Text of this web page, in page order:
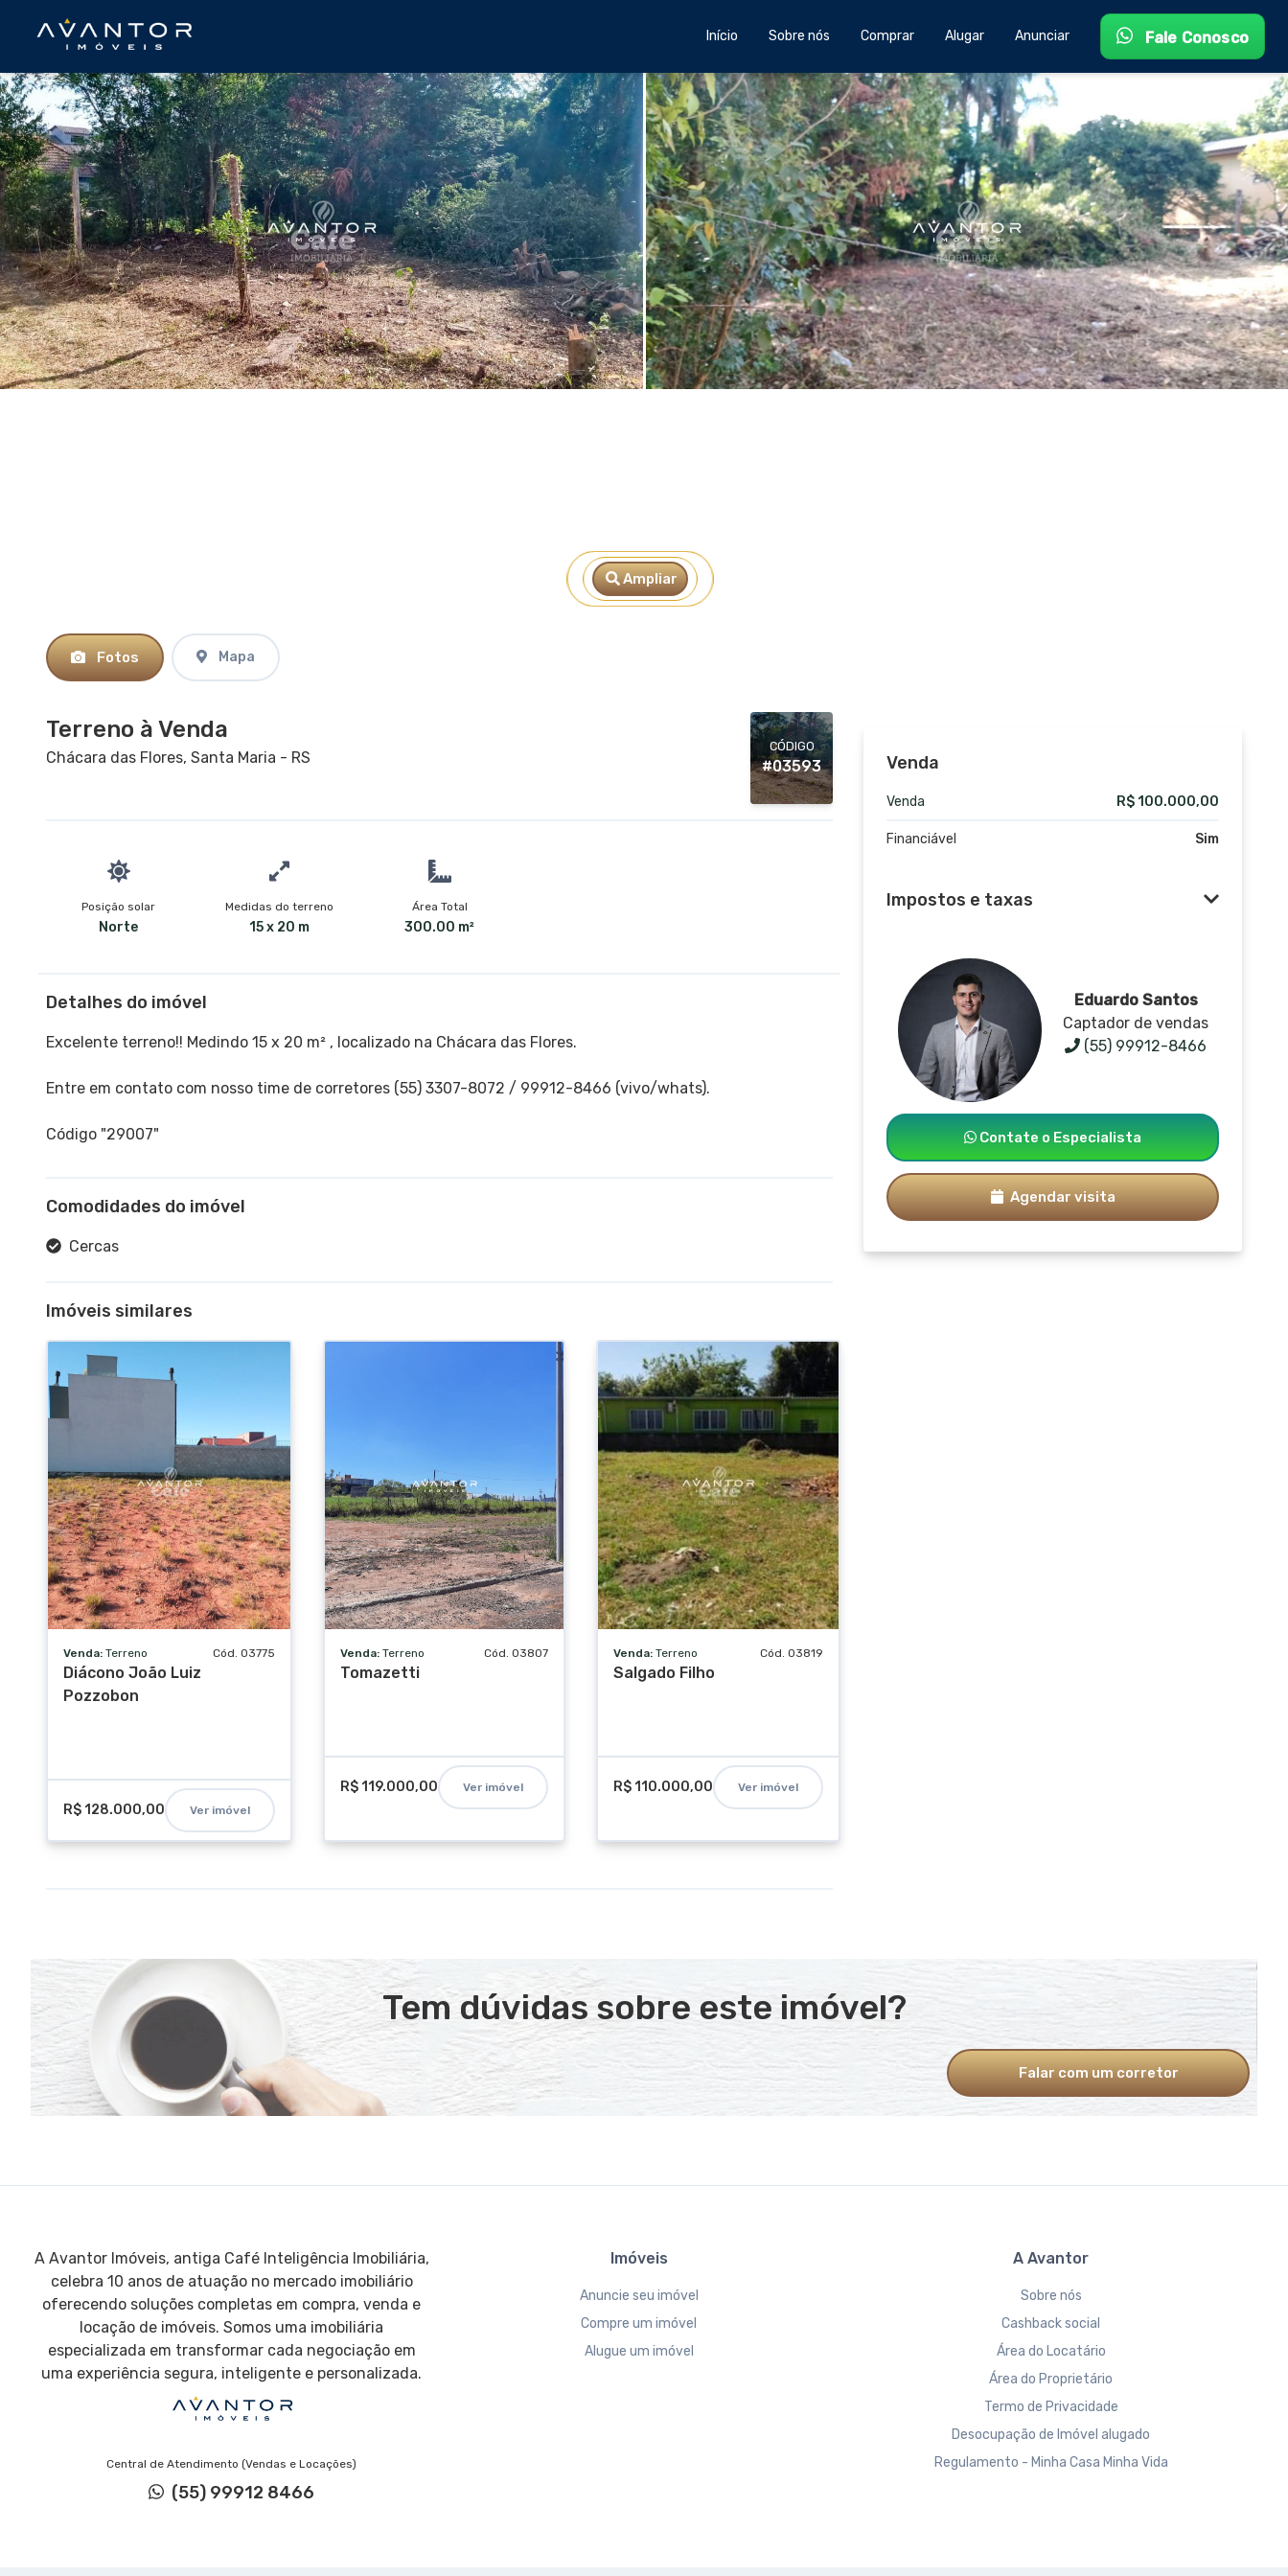
Início Sobre nós Comprar Alugar Anunciar Fale Conosco
Ampliar
Fotos Mapa
Terreno à Venda
Chácara das Flores, Santa Maria - RS
CÓDIGO
#03593
Posição solar
Norte
Medidas do terreno
15 x 20 m
Área Total
300.00 m²
Detalhes do imóvel
Excelente terreno!! Medindo 15 x 20 m² , localizado na Chácara das Flores.
Entre em contato com nosso time de corretores (55) 3307-8072 / 99912-8466 (vivo/whats).
Código "29007"
Comodidades do imóvel
Cercas
Imóveis similares
Venda: Terreno Cód. 03775
Diácono João Luiz
Pozzobon
R$ 128.000,00 Ver imóvel
Venda: Terreno Cód. 03807
Tomazetti
R$ 119.000,00 Ver imóvel
Venda: Terreno Cód. 03819
Salgado Filho
R$ 110.000,00 Ver imóvel
Venda
Venda R$ 100.000,00
Financiável Sim
Impostos e taxas
Eduardo Santos
Captador de vendas
(55) 99912-8466
Contate o Especialista
Agendar visita
Tem dúvidas sobre este imóvel?
Falar com um corretor
A Avantor Imóveis, antiga Café Inteligência Imobiliária,
celebra 10 anos de atuação no mercado imobiliário
oferecendo soluções completas em compra, venda e
locação de imóveis. Somos uma imobiliária
especializada em transformar cada negociação em
uma experiência segura, inteligente e personalizada.
Central de Atendimento (Vendas e Locações)
(55) 99912 8466
Imóveis
Anuncie seu imóvel
Compre um imóvel
Alugue um imóvel
A Avantor
Sobre nós
Cashback social
Área do Locatário
Área do Proprietário
Termo de Privacidade
Desocupação de Imóvel alugado
Regulamento - Minha Casa Minha Vida